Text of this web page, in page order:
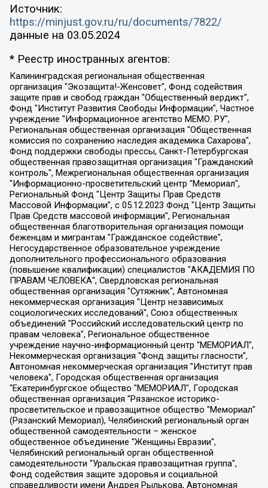
Источник:
https://minjust.gov.ru/ru/documents/7822/
данные на 03.05.2024
* Реестр иностранных агентов:
Калининградская региональная общественная организация "Экозащита!-Женсовет", Фонд содействия защите прав и свобод граждан "Общественный вердикт", Фонд "Институт Развития Свободы Информации", Частное учреждение "Информационное агентство МЕМО. РУ", Региональная общественная организация "Общественная комиссия по сохранению наследия академика Сахарова", Фонд поддержки свободы прессы, Санкт-Петербургская общественная правозащитная организация "Гражданский контроль", Межрегиональная общественная организация "Информационно-просветительский центр "Мемориал", Региональный Фонд "Центр Защиты Прав Средств Массовой Информации", с 05.12.2023 Фонд "Центр Защиты Прав Средств массовой информации", Региональная общественная благотворительная организация помощи беженцам и мигрантам "Гражданское содействие", Негосударственное образовательное учреждение дополнительного профессионального образования (повышение квалификации) специалистов "АКАДЕМИЯ ПО ПРАВАМ ЧЕЛОВЕКА", Свердловская региональная общественная организация "Сутяжник", Автономная некоммерческая организация "Центр независимых социологических исследований", Союз общественных объединений "Российский исследовательский центр по правам человека", Региональное общественное учреждение научно-информационный центр "МЕМОРИАЛ", Некоммерческая организация "Фонд защиты гласности", Автономная некоммерческая организация "Институт прав человека", Городская общественная организация "Екатеринбургское общество "МЕМОРИАЛ", Городская общественная организация "Рязанское историко-просветительское и правозащитное общество "Мемориал" (Рязанский Мемориал), Челябинский региональный орган общественной самодеятельности – женское общественное объединение "Женщины Евразии", Челябинский региональный орган общественной самодеятельности "Уральская правозащитная группа", Фонд содействия защите здоровья и социальной справедливости имени Андрея Рылькова, Автономная Некоммерческая Организация "Аналитический Центр Юрия Левады", Автономная некоммерческая организация социальной поддержки населения "Проект Апрель", Региональная общественная организация помощи женщинам и детям, находящимся в кризисной ситуации "Информационно-методический центр "Анна", Фонд содействия развитию массовых коммуникаций и правовому просвещению "Так-так-Так", Фонд содействия устойчивому развитию "Серебряная тайга", Свердловский региональный общественный фонд социальных проектов "Новое время", "Idel.Реалии", Кавказ.Реалии, Крым.Реалии, Телеканал Настоящее Время, Татаро-башкирская служба Радио Свобода (Azatliq Radiosi), Радио Свободная Европа/Радио Свобода (PCE/PC), "Сибирь.Реалии", "Фактограф", Благотворительный фонд помощи осужденным и их семьям, Автономная некоммерческая организация "Институт глобализации и социальных движений", Фонд "В защиту прав заключенных", Частное учреждение "Центр поддержки и содействия развитию средств массовой информации", Пензенский региональный общественный благотворительный фонд "Гражданский союз", "Север.Реалии", Некоммерческая организация Фонд "Правовая инициатива", Общество с ограниченной ответственностью "Радио Свободная Европа/Радио Свобода", Чешское информационное агентство "MEDIUM-ORIENT", Красноярская региональная общественная организация "Мы против СПИДа", Камалягин Денис Николаевич, Маркелов Сергей Евгеньевич, Пономарев Лев Александрович, Савицкая Людмила Алексеевна, Автономная некоммерческая организация "Центр по работе с проблемой насилия "НАСИЛИЮ.НЕТ", Межрегиональный профессиональный союз работников здравоохранения "Альянс врачей", Юридическое лицо, зарегистрированное в Латвийской Республике, SIA "Medusa Project" (регистрационный номер 40103797863, дата регистрации 10.06.2014), Некоммерческая организация "Фонд по борьбе с коррупцией", Автономная некоммерческая организация "Институт права и публичной политики", Баданин Роман Сергеевич, Гликин Максим Александрович, Железнова Мария Михайловна, Лукьянова Юлия Сергеевна, Маетная Елизавета Витальевна, Маняхин Петр Борисович, Чуракова Ольга Владимировна, Ярош Юлия Петровна, Юридическое лицо "The Insider SIA", зарегистрированное в Риге, Латвийская Республика (дата регистрации 26.06.2015), являющееся администратором доменного имени интернет-издания "The Insider SIA", https://theins.ru, Постернак Алексей Евгеньевич, Рубин Михаил Аркадьевич, Анин Роман Александрович, Юридическое лицо Istories fonds, зарегистрированное в Латвийской Республике (регистрационный номер 50008295751, дата регистрации 24.02.2020), Великовский Дмитрий Александрович, Долинина Ирина Николаевна, Мароховская Алеся Алексеевна, Шлейнов Роман Юрьевич, Шмагун Олеся Валентиновна, Общество с ограниченной ответственностью "Альтаир 2021", Общество с ограниченной ответственностью "Вега 2021", Общество с ограниченной ответственностью "Главный редактор 2021", Общество с ограниченной ответственностью "Ромашки монолит", Важенков Артем Валерьевич, Ивановская областная общественная организация "Центр гендерных исследований", Гурман Юрий Альбертович, Медиапроект "ОВД-Инфо", Егоров Владимир Владимирович, Жилинский Владимир Александрович, Общество с ограниченной ответственностью "ЗП", Иванова София Юрьевна, Карезина Инна Павловна, Кильтау Екатерина Викторовна, Петров Алексей Викторович, Пискунов Сергей Евгеньевич, Смирнов Сергей Сергеевич, Тихонов Михаил Сергеевич, Общество с ограниченной ответственностью "ЖУРНАЛИСТ-ИНОСТРАННЫЙ АГЕНТ", Арапова Галина Юрьевна, Вольтская Татьяна Анатольевна, Американская компания "Mason G.E.S. Anonymous Foundation" (США), являющаяся владельцем интернет-издания https://mnews.world/, Компания "Stichting Bellingcat", зарегистрированная в Нидерландах (дата регистрации 11.07.2018), Захаров Андрей Вячеславович, Клепиковская Екатерина Дмитриевна, Общество с ограниченной ответственностью "МЕМО", Перл Роман Александрович, Симонов Евгений Алексеевич, Соловьева Елена Анатольевна, Сотников Даниил Владимирович, Сурначева Елизавета Дмитриевна, Автономная некоммерческая организация по защите прав человека и информированию населения "Якутия – Наше Мнение", Общество с ограниченной ответственностью "Москоу диджитал медиа", с 26.01.2023 Общество с ограниченной ответственностью "Чайка Белые сады", Ветошкина Валерия Валерьевна, Заговора Максим Александрович, Межрегиональное общественное движение "Российская ЛГБТ - сеть", Оленичев Максим Владимирович, Павлов Иван Юрьевич, Скворцова Елена Сергеевна, Общество с ограниченной ответственностью "Как бы инагент", Кочетков Игорь Викторович, Общество с ограниченной ответственностью "Честные выборы", Еланчик Олег Александрович, Общество с ограниченной ответственностью "Нобелевский призыв", Гималова Регина Эмилевна, Григорьев Андрей Валерьевич, Григорьева Алина Александровна, Ассоциация по содействию защите прав призывников, альтернативнослужащих и военнослужащих "Правозащитная группа "Гражданин.Армия.Право", Хисамова Регина Фаритовна, Автономная некоммерческая организация по реализации социально-правовых программ "Лилит", Дальневосточное общественное движение "Маяк", Санкт-Петербургская ЛГБТ-инициативная группа "Выход", Инициативная группа ЛГБТ+ "Реверс", Алексеев Андрей Викторович, Бекбулатова Таисия Львовна, Беляев Иван Михайлович, Владыкина Елена Сергеевна, Гельман Марат Александрович, Никульшина Вероника Юрьевна, Толоконникова Надежда Андреевна, Шендерович Виктор Анатольевич, Общество с ограниченной ответственностью "Данное сообщение", Общество с ограниченной ответственностью Издательский дом "Новая глава", Айнбиндер Александра Александровна, Московский комьюнити-центр для ЛГБТ+инициатив, Благотворительный фонд развития филантропии, Deutsche Welle (Германия, Kurt-Schumacher-Strasse 3, 53113 Bonn), Борзунова Мария Михайловна, Воробьев Виктор Викторович, Голубева Анна Львовна, Константинова Алла Михайловна, Малкова Ирина Владимировна, Мурадов Мурад Абдулгалимович, Осетинская Елизавета Николаевна, Понасенков Евгений Николаевич, Ганапольский Матвей Юрьевич, Киселев Евгений Алексеевич, Борухович Ирина Григорьевна, Дремин Иван Тимофеевич, Дубровский Дмитрий Викторович, Красноярская региональная общественная организация поддержки и развития альтернативных образовательных технологий и межкультурных коммуникаций "ИНТЕРРА", Маяковская Екатерина Алексеевна, Фейгин Марк Захарович, Филимонов Андрей Викторович, Дзугкоева Регина Николаевна, Доброхотов Роман Александрович, Дудь Юрий Александрович, Елкин Сергей Владимирович, Кругликов Кирилл Игоревич, Сабунаева Мария Леонидовна, Семенов Алексей Владимирович, Шаинян Карен Багратович, Шульман Екатерина Михайловна, Асафьев Артур Валерьевич, Вахштайн Виктор Семенович, Венедиктов Алексей Алексеевич, Лушникова Екатерина Евгеньевна, Волков Леонид Михайлович, Невзоров Александр Глебович, Пархоменко Сергей Борисович, Сироткин Ярослав Николаевич, Кара-Мурза Владимир Владимирович, Баранова Наталья Владимировна, Гозман Леонид Яковлевич, Кагарлицкий Борис Юльевич, Климарев Михаил Валерьевич, Милов Владимир Станиславович, Автономная некоммерческая организация Краснодарский центр современного искусства "Типография", Моргенштерн Алишер Тагирович, Соболь Любовь Эдуардовна, Общество с ограниченной ответственностью "ЛИЗА НОРМ", Каспаров Гарри Кимович, Ходорковский Михаил Борисович, Общество с ограниченной ответственностью "Апрельские тезисы", Данилович Ирина Брониславовна, Кашин Олег Владимирович, Петров Николай Владимирович, Пивоваров Алексей Владимирович, Соколов Михаил Владимирович, Цветкова Юлия Владимировна, Чичваркин Евгений Александрович, Комитет против пыток/Команда против пыток, Общество с ограниченной ответственностью "Первый научный", Общество с ограниченной ответственностью "Вертолет и ко", Белоцерковская Вероника Борисовна, Кац Максим Евгеньевич, Лазарева Татьяна Юрьевна, Шаведдинов Руслан Табризович, Яшин Илья Валерьевич, Общество с ограниченной ответственностью "Иноагент ААВ", Алешковский Дмитрий Петрович, Альбац Евгения Марковна, Быков Дмитрий Львович, Галямина Юлия Евгеньевна, Лойко Сергей Леонидович, Мартынов Кирилл Константинович, Медведев Сергей Александрович, Крашенинников Федор Геннадиевич, Гордеева Катерина Вл